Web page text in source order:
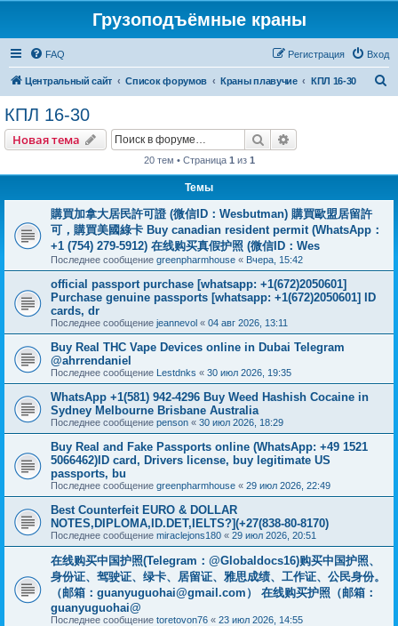
Грузоподъёмные краны
FAQ Вход
Регистрация
Центральный сайт Список форумов Краны плавучие КПЛ 16-30
КПЛ 16-30
Новая тема Поиск
20 тем • Страница 1 из 1
Темы
購買加拿大居民許可證 (微信ID：Wesbutman) 購買歐盟居留許
可，購買美國綠卡 Buy canadian resident permit (WhatsApp：
+1 (754) 279-5912) 在线购买真假护照 (微信ID：Wes
Последнее сообщение greenpharmhouse « Вчера, 15:42
official passport purchase [whatsapp: +1(672)2050601]
Purchase genuine passports [whatsapp: +1(672)2050601] ID
cards, dr
Последнее сообщение jeannevol « 04 авг 2026, 13:11
Buy Real THC Vape Devices online in Dubai Telegram
@ahrrendaniel
Последнее сообщение Lestdnks « 30 июл 2026, 19:35
WhatsApp +1(581) 942-4296 Buy Weed Hashish Cocaine in
Sydney Melbourne Brisbane Australia
Последнее сообщение penson « 30 июл 2026, 18:29
Buy Real and Fake Passports online (WhatsApp: +49 1521
5066462)ID card, Drivers license, buy legitimate US
passports, bu
Последнее сообщение greenpharmhouse « 29 июл 2026, 22:49
Best Counterfeit EURO & DOLLAR
NOTES,DIPLOMA,ID.DET,IELTS?](+27(838-80-8170)
Последнее сообщение miraclejons180 « 29 июл 2026, 20:51
在线购买中国护照(Telegram：@Globaldocs16)购买中国护照、
身份证、驾驶证、绿卡、居留证、雅思成绩、工作证、公民身份。
（邮箱： guanyuguohai@gmail.com ） 在线购买护照（邮箱：
guanyuguohai@
Последнее сообщение toretovon76 « 23 июл 2026, 14:55